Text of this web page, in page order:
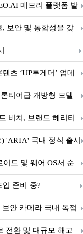
메모리 플랫폼 발
보안 및 통합성을 갖
츠 ‘UP투게더’ 업데
티어급 개방형 모델
비치, 브랜드 헤리티
'ARTA' 국내 정식 출시
드 및 웨어 OS서 순
준비 중?
안 카메라 국내 독점
전환 및 대규모 해고